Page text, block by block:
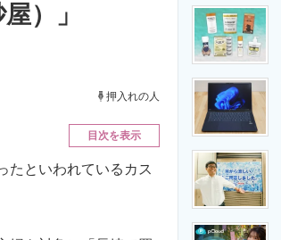
エネルギーの専門メディア
）」
押入れの人
目次を表示
たといわれているカス